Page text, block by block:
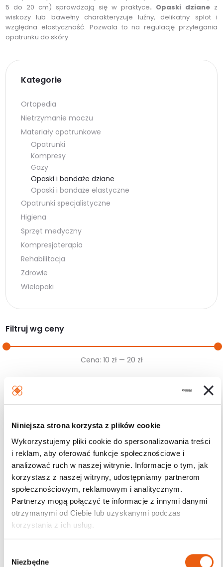
Niniejsza strona korzysta z plików cookie
Wykorzystujemy pliki cookie do spersonalizowania treści
i reklam, aby oferować funkcje społecznościowe i
analizować ruch w naszej witrynie. Informacje o tym, jak
korzystasz z naszej witryny, udostępniamy partnerom
społecznościowym, reklamowym i analitycznym.
Partnerzy mogą połączyć te informacje z innymi danymi
otrzymanymi od Ciebie lub uzyskanymi podczas
korzystania z ich usług.
Niezbędne
5 do 20 cm) sprawdzają się w praktyce. Opaski dzianez
wiskozy lub bawełny charakteryzuje luźny, delikatny splot i
względna elastyczność. Pozwala to na regulację przylegania
opatrunku do skóry.
Kategorie
Ortopedia
Nietrzymanie moczu
Materiały opatrunkowe
Opatrunki
Kompresy
Gazy
Opaski i bandaże dziane
Opaski i bandaże elastyczne
Opatrunki specjalistyczne
Higiena
Sprzęt medyczny
Kompresjoterapia
Rehabilitacja
Zdrowie
Wielopaki
Filtruj wg ceny
Cena
Cena
Cena: 10 zł— 20 zł
Darmowa dostawa
od 200zł